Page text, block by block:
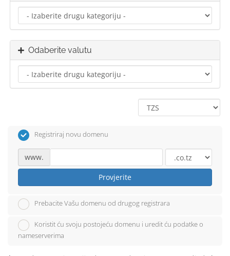
Odaberite valutu
Registriraj novu domenu
www.
Provjerite
Prebacite Vašu domenu od drugog registrara
Koristit ću svoju postojeću domenu i uredit ću podatke o
nameserverima